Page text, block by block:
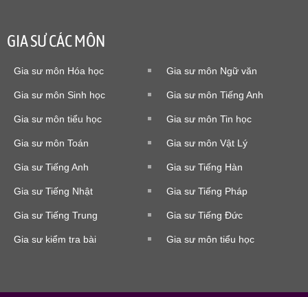
GIA SƯ CÁC MÔN
Gia sư môn Hóa học Gia sư môn Ngữ văn
Gia sư môn Sinh học Gia sư môn Tiếng Anh
Gia sư môn tiểu học Gia sư môn Tin học
Gia sư môn Toán Gia sư môn Vật Lý
Gia sư Tiếng Anh Gia sư Tiếng Hàn
Gia sư Tiếng Nhật Gia sư Tiếng Pháp
Gia sư Tiếng Trung Gia sư Tiếng Đức
Gia sư kiểm tra bài Gia sư môn tiểu học